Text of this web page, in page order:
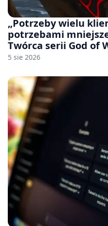
„Potrzeby wielu
potrzebami
Twórca serii God of
rozumie, dlaczego
5 sie 2026